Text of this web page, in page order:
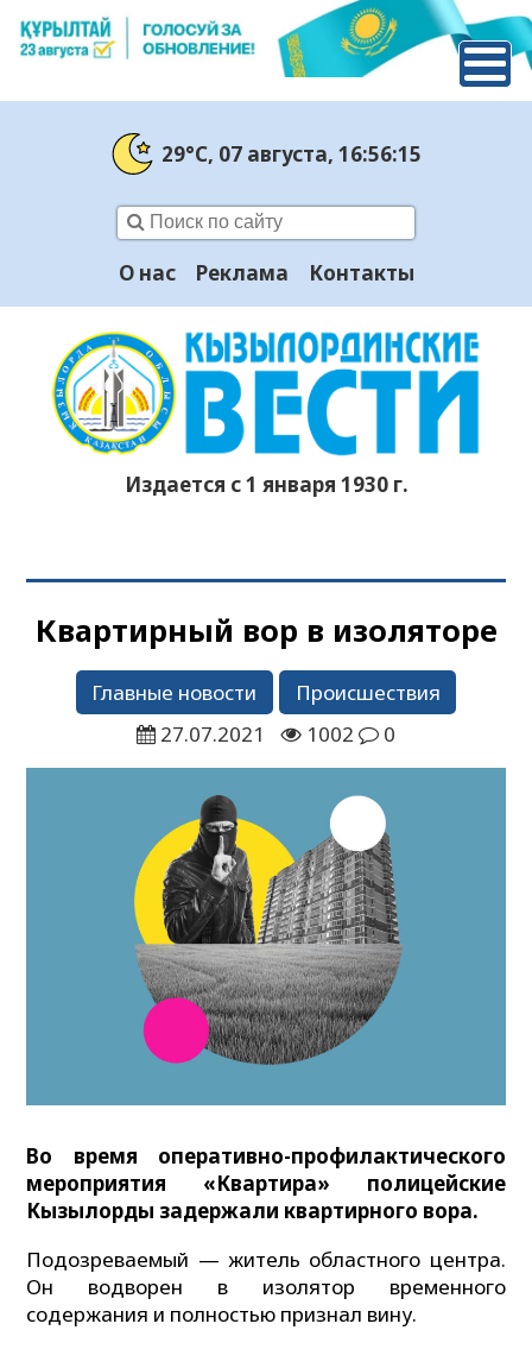
29°C, 07 августа, 16:56:16
О нас Реклама Контакты
Издается с 1 января 1930 г.
Квартирный вор в изоляторе
Главные новости
Происшествия
27.07.2021
1002 0
Во время оперативно-профилактического
мероприятия «Квартира» полицейские
Кызылорды задержали квартирного вора.
Подозреваемый — житель областного центра.
Он водворен в изолятор временного
содержания и полностью признал вину.